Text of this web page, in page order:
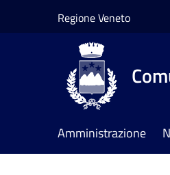
Regione Veneto
Amministrazione